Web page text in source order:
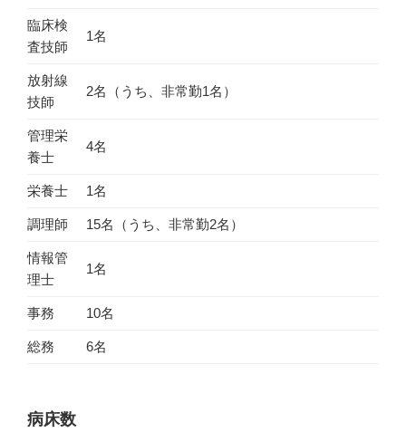
臨床検
査技師
1名
放射線
技師
2名（うち、非常勤1名）
管理栄
養士
4名
栄養士 1名
調理師 15名（うち、非常勤2名）
情報管
理士
1名
事務 10名
総務 6名
病床数